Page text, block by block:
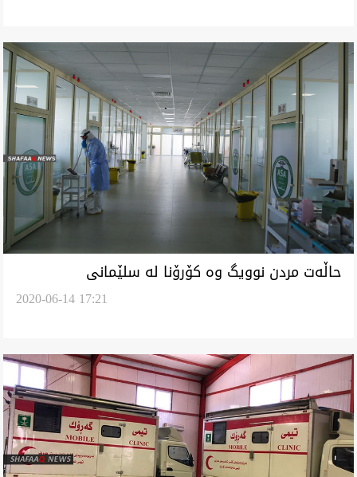
حاڵەت مردن نوویگ وە کۆرۆنا لە سلێمانی
2020-06-14 17:21